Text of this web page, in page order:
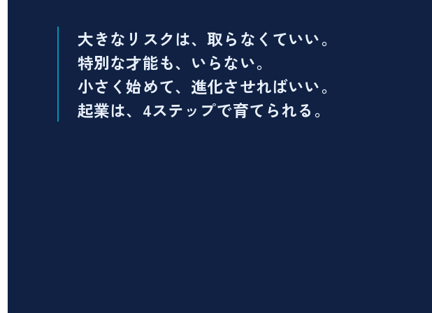
大きなリスクは、取らなくていい。
特別な才能も、いらない。
小さく始めて、進化させればいい。
起業は、4ステップで育てられる。